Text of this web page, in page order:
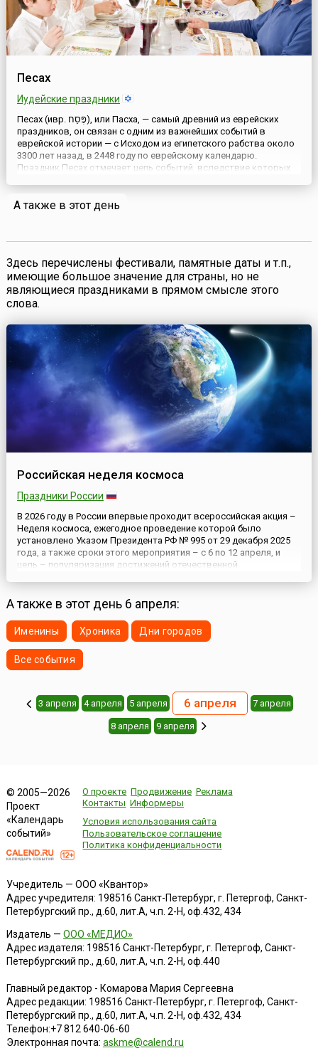
Песах
Иудейские праздники
Песах (ивр. ‏פֶּסַח), или Пасха, — самый древний из еврейских
праздников, он связан с одним из важнейших событий в
еврейской истории — с Исходом из египетского рабства около
3300 лет назад, в 2448 году по еврейскому календарю.
Праздник Песах отмечает цепь событий, вследствие которых
семья — род Иакова, состоявший из семидесяти человек, ...
А также в этот день
Здесь перечислены фестивали, памятные даты и т.п.,
имеющие большое значение для страны, но не
являющиеся праздниками в прямом смысле этого
слова.
Российская неделя космоса
Праздники России
В 2026 году в России впервые проходит всероссийская акция –
Неделя космоса, ежегодное проведение которой было
установлено Указом Президента РФ № 995 от 29 декабря 2025
года, а также сроки этого мероприятия – с 6 по 12 апреля, и
цель – популяризация достижений отечественной
приуроч...
А также в этот день 6 апреля:
Именины Хроника Дни городов
Все события
3 апреля 4 апреля 5 апреля 6 апреля 7 апреля
8 апреля 9 апреля
© 2005—2026
Проект
«Календарь
событий»
О проекте Продвижение Реклама
Контакты Информеры
Условия использования сайта
Пользовательское соглашение
Политика конфиденциальности
Учредитель — ООО «Квантор»
Адрес учредителя: 198516 Санкт-Петербург, г. Петергоф, Санкт-
Петербургский пр., д.60, лит.А, ч.п. 2-Н, оф.432, 434
Издатель — ООО «МЕДИО»
Адрес издателя: 198516 Санкт-Петербург, г. Петергоф, Санкт-
Петербургский пр., д.60, лит.А, ч.п. 2-Н, оф.440
Главный редактор - Комарова Мария Сергеевна
Адрес редакции: 198516 Санкт-Петербург, г. Петергоф, Санкт-
Петербургский пр., д.60, лит.А, ч.п. 2-Н, оф.432, 434
Телефон:+7 812 640-06-60
Электронная почта: askme@calend.ru